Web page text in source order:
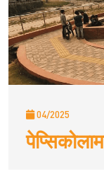
04/2025